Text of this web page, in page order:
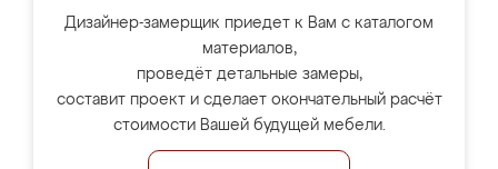
Дизайнер-замерщик приедет к Вам с каталогом
материалов,
проведёт детальные замеры,
составит проект и сделает окончательный расчёт
стоимости Вашей будущей мебели.